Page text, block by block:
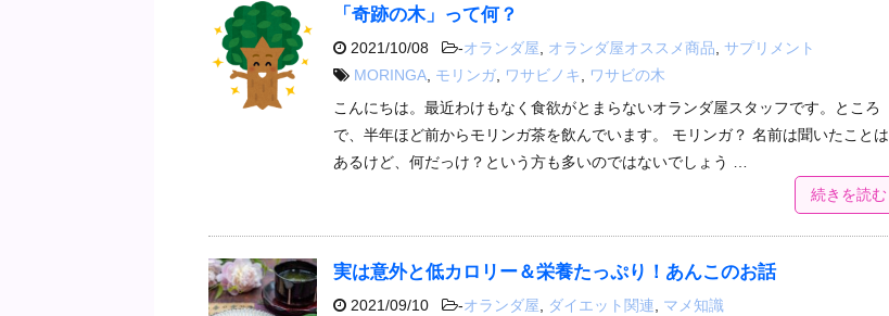
「奇跡の木」って何？
2021/10/08 -オランダ屋 オランダ屋オススメ商品 サプリメント
MORINGA モリンガ ワサビノキ
ワサビの木
こんにちは。最近わけもなく食欲がとまらないオランダ屋スタッフです。ところ
で、半年ほど前からモリンガ茶を飲んでいます。 モリンガ？ 名前は聞いたことは
あるけど、何だっけ？という方も多いのではないでしょう …
続きを読む
実は意外と低カロリー＆栄養たっぷり！あんこのお話
2021/09/10 -オランダ屋, ダイエット関連, マメ知識